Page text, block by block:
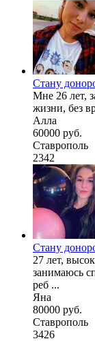
Стану
Мне 26 лет,
жизни, без
Алла
60000 руб.
Ставрополь
2342
Стану
27 лет,
занимаюсь
реб ...
Яна
80000 руб.
Ставрополь
3426